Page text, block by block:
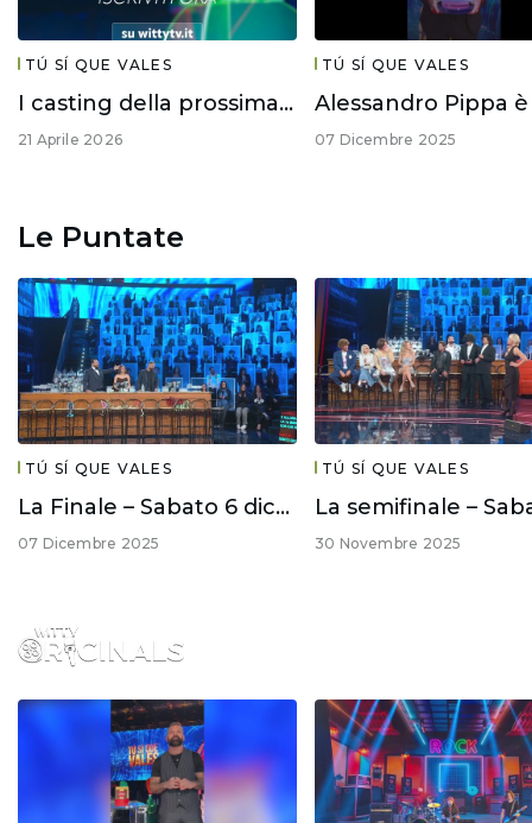
TÚ SÍ QUE VALES
I casting della prossima edizione di #TuSiQueVales
21 Aprile 2026
TÚ SÍ QUE VALES
07 Dicembre 2025
Le Puntate
TÚ SÍ QUE VALES
La Finale – Sabato 6 dicembre
07 Dicembre 2025
TÚ SÍ QUE VALES
30 Novembre 2025